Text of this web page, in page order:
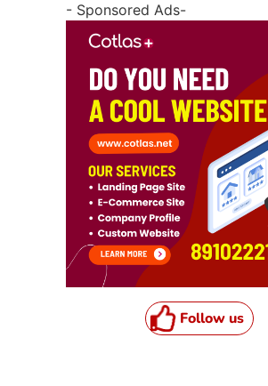
- Sponsored Ads-
Follow us